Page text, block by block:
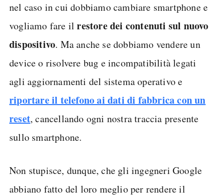
nel caso in cui dobbiamo cambiare smartphone e
vogliamo fare ilrestore dei contenuti sul nuovo
dispositivo. Ma anche se dobbiamo vendere un
device o risolvere bug e incompatibilità legati
agli aggiornamenti del sistema operativo e
riportare il telefono ai dati di fabbrica con un
reset, cancellando ogni nostra traccia presente
sullo smartphone.
Non stupisce, dunque, che gli ingegneri Google
abbiano fatto del loro meglio per rendere il